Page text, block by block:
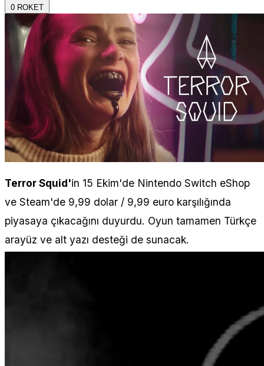
0 ROKET
Terror Squid'in 15 Ekim'de Nintendo Switch eShop
ve Steam'de 9,99 dolar / 9,99 euro karşılığında
piyasaya çıkacağını duyurdu. Oyun tamamen Türkçe
arayüz ve alt yazı desteği de sunacak.